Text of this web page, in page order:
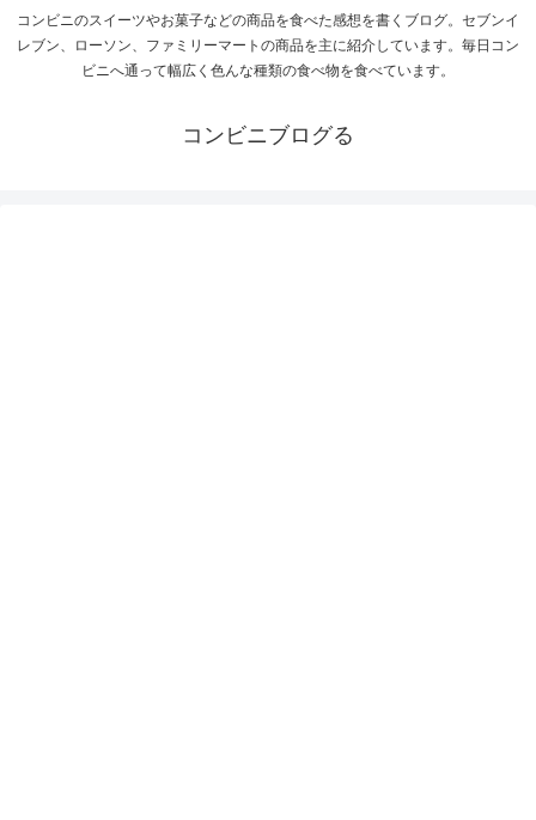
コンビニのスイーツやお菓子などの商品を食べた感想を書くブログ。セブンイ
レブン、ローソン、ファミリーマートの商品を主に紹介しています。毎日コン
ビニへ通って幅広く色んな種類の食べ物を食べています。
コンビニブログる